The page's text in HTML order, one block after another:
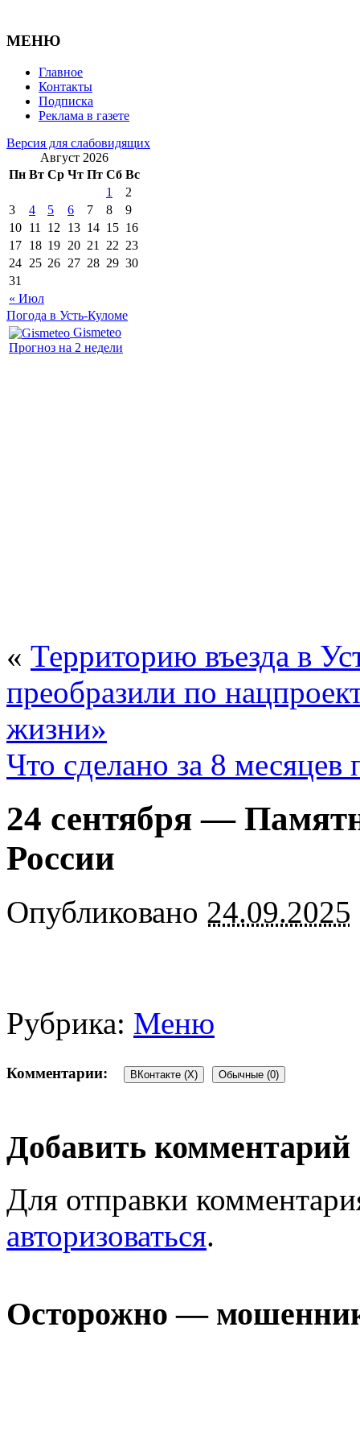
МЕНЮ
Главное
Контакты
Подписка
Реклама в газете
Версия для слабовидящих
Август 2026
Пн Вт Ср Чт Пт Сб Вс
« Июл
1
2
3
4 5 6 7 8
9
10 11 12 13 14 15 16
17 18 19 20 21 22 23
24 25 26 27 28 29 30
31
Погода в Усть-Куломе
Gismeteo
Прогноз на 2 недели
« Территорию въезда в
преобразили по
жизни»
Что сделано за 8
24 сентября —
России
Опубликовано 24.09.2025
Рубрика: Меню
Комментарии: ВКонтакте (X) Обычные (0)
Добавить комментарий
Для отправки
авторизоваться.
Осторожно —